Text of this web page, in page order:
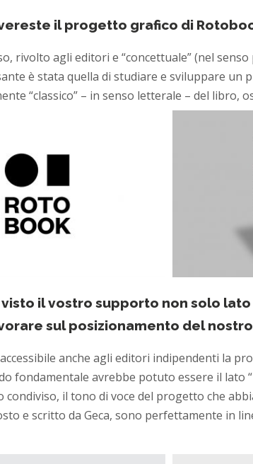
il progetto grafico di
rivolto agli editori e “concettuale” (nel
è stata quella di studiare e sviluppare
“classico” – in senso letterale – del
il vostro supporto non solo
sul posizionamento del
anche agli editori indipendenti la
fondamentale avrebbe potuto essere il lato
condiviso, il tono di voce del progetto che
e scritto da Geca, sono perfettamente in